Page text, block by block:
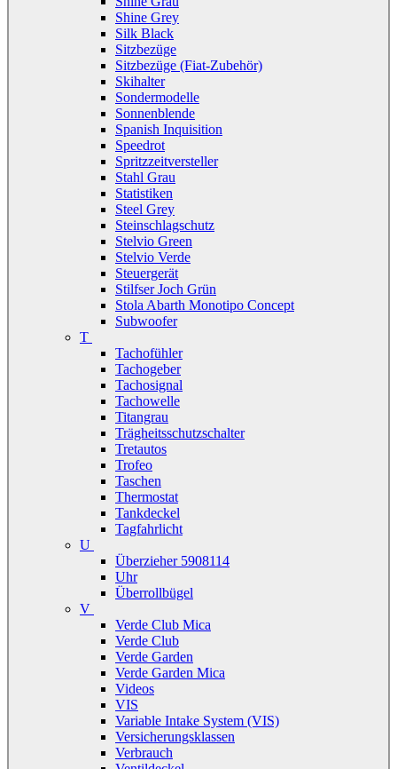
Shine Grey
Silk Black
Sitzbezüge
Sitzbezüge (Fiat-Zubehör)
Skihalter
Sondermodelle
Sonnenblende
Spanish Inquisition
Speedrot
Spritzzeitversteller
Stahl Grau
Statistiken
Steel Grey
Steinschlagschutz
Stelvio Green
Stelvio Verde
Steuergerät
Stilfser Joch Grün
Stola Abarth Monotipo Concept
Subwoofer
T
Tachofühler
Tachogeber
Tachosignal
Tachowelle
Titangrau
Trägheitsschutzschalter
Tretautos
Trofeo
Taschen
Thermostat
Tankdeckel
Tagfahrlicht
U
Überzieher 5908114
Uhr
Überrollbügel
V
Verde Club Mica
Verde Club
Verde Garden
Verde Garden Mica
Videos
VIS
Variable Intake System (VIS)
Versicherungsklassen
Verbrauch